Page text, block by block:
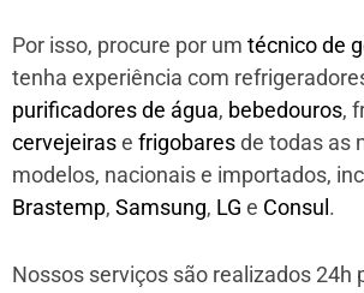
Por isso, procure por um técnico de
tenha experiência com
purificadores de água, bebedouros,
cervejeirase frigobaresde todas as
modelos, nacionais e importados,
Brastemp, Samsung, LG e Consul .
Nossos serviços são realizados 24h